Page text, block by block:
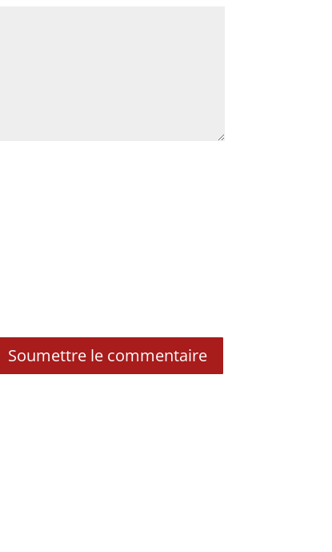
Soumettre le commentaire